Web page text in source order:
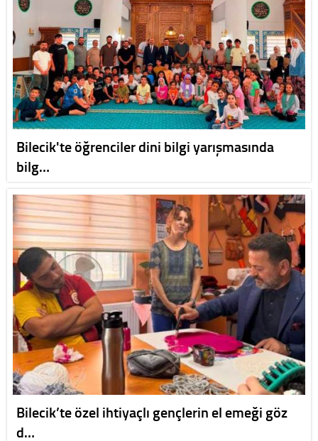
Bilecik'te öğrenciler dini bilgi yarışmasında
bilg…
Bilecik’te özel ihtiyaçlı gençlerin el emeği göz
d…